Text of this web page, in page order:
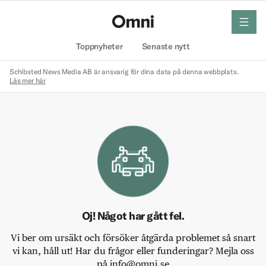
Toppnyheter Senaste nytt
meny
Schibsted News Media AB är ansvarig för dina data på denna webbplats.
Läs mer här
Oj! Något har gått fel.
Vi ber om ursäkt och försöker åtgärda problemet så snart
vi kan, håll ut! Har du frågor eller funderingar? Mejla oss